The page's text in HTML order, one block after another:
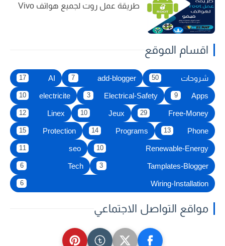
طريقة عمل روت لجميع هواتف Vivo
اقسام الموقع
شروحات 50
add-blogger
7
AI
17
Apps
9
Electrical-Safety
3
electricite
10
Free-Money
29
Jeux
10
Linex
12
Phone
13
Programs
14
Protection
15
Renewable-Energy
10
seo
11
Tamplates-Blogger
3
Tech
6
Wiring-Installation
6
مواقع التواصل الاجتماعي